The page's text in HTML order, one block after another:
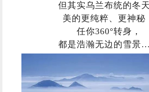
但其实乌兰布统的冬天
美的更纯粹、更神秘
任你360°转身，
都是浩瀚无边的雪景